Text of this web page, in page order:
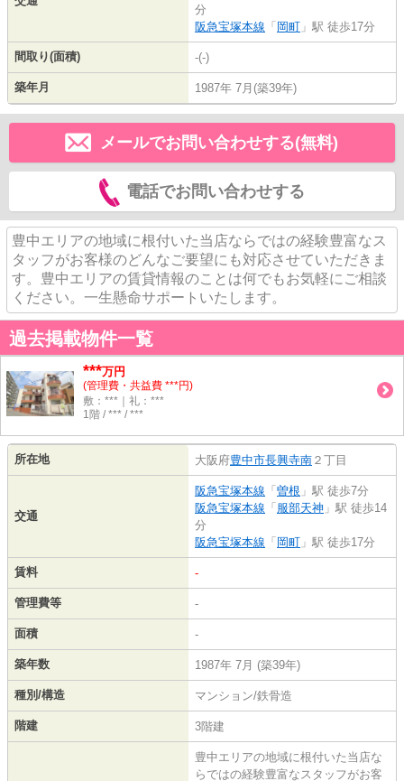
分
阪急宝塚本線 「 岡町 」駅 徒歩17分
間取り(面積) -(-)
築年月 1987年 7月(築39年)
メールでお問い合わせする(無料)
電話でお問い合わせする
豊中エリアの地域に根付いた当店ならではの経験豊富なス
タッフがお客様のどんなご要望にも対応させていただきま
す。豊中エリアの賃貸情報のことは何でもお気軽にご相談
ください。一生懸命サポートいたします。
過去掲載物件一覧
***万円
(管理費・共益費 ***円)
敷：***｜礼：***
1階 / *** / ***
所在地 大阪府豊中市長興寺南 ２丁目
交通
阪急宝塚本線 「 曽根 」駅 徒歩7分
阪急宝塚本線 「 服部天神 」駅 徒歩14
分
阪急宝塚本線 「 岡町 」駅 徒歩17分
賃料 -
管理費等 -
面積 -
築年数 1987年 7月 (築39年)
種別/構造 マンション/鉄骨造
階建 3階建
豊中エリアの地域に根付いた当店な
らではの経験豊富なスタッフがお客